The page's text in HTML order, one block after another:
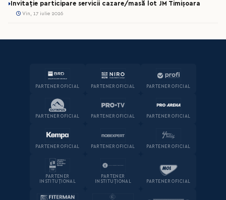
Invitație participare servicii cazare/masă lot JM Timișoara
Vin, 17 iulie 2026
PARTENER OFICIAL PARTENER OFICIAL PARTENER OFICIAL
PARTENER OFICIAL PARTENER OFICIAL PARTENER OFICIAL
PARTENER OFICIAL PARTENER OFICIAL PARTENER OFICIAL
PARTENER
INSTITUȚIONAL
PARTENER
INSTITUȚIONAL
PARTENER OFICIAL